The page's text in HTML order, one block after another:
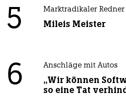
5 Marktradikaler
Mileis Meister
6 Anschläge mit Autos
„Wir können
so eine Tat